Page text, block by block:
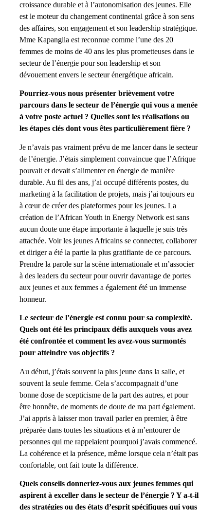
croissance durable et à l’autonomisation des jeunes. Elle
est le moteur du changement continental grâce à son sens
des affaires, son engagement et son leadership stratégique.
Mme Kapangila est reconnue comme l’une des 20
femmes de moins de 40 ans les plus prometteuses dans le
secteur de l’énergie pour son leadership et son
dévouement envers le secteur énergétique africain.
Pourriez-vous nous présenter brièvement votre
parcours dans le secteur de l’énergie qui vous a menée
à votre poste actuel ? Quelles sont les réalisations ou
les étapes clés dont vous êtes particulièrement fière ?
Je n’avais pas vraiment prévu de me lancer dans le secteur
de l’énergie. J’étais simplement convaincue que l’Afrique
pouvait et devait s’alimenter en énergie de manière
durable. Au fil des ans, j’ai occupé différents postes, du
marketing à la facilitation de projets, mais j’ai toujours eu
à cœur de créer des plateformes pour les jeunes. La
création de l’African Youth in Energy Network est sans
aucun doute une étape importante à laquelle je suis très
attachée. Voir les jeunes Africains se connecter, collaborer
et diriger a été la partie la plus gratifiante de ce parcours.
Prendre la parole sur la scène internationale et m’associer
à des leaders du secteur pour ouvrir davantage de portes
aux jeunes et aux femmes a également été un immense
honneur.
Le secteur de l’énergie est connu pour sa complexité.
Quels ont été les principaux défis auxquels vous avez
été confrontée et comment les avez-vous surmontés
pour atteindre vos objectifs ?
Au début, j’étais souvent la plus jeune dans la salle, et
souvent la seule femme. Cela s’accompagnait d’une
bonne dose de scepticisme de la part des autres, et pour
être honnête, de moments de doute de ma part également.
J’ai appris à laisser mon travail parler en premier, à être
préparée dans toutes les situations et à m’entourer de
personnes qui me rappelaient pourquoi j’avais commencé.
La cohérence et la présence, même lorsque cela n’était pas
confortable, ont fait toute la différence.
Quels conseils donneriez-vous aux jeunes femmes qui
aspirent à exceller dans le secteur de l’énergie ? Y a-t-il
des stratégies ou des états d’esprit spécifiques qui vous